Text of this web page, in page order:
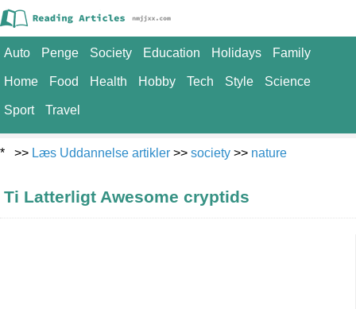
Auto Penge Society Education Holidays Family
Home Food Health Hobby Tech Style Science
Sport Travel
* >> Læs Uddannelse artikler >> society >> nature
Ti Latterligt Awesome cryptids